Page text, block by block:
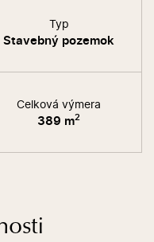
Typ
Stavebný pozemok
Celková výmera
389 m2